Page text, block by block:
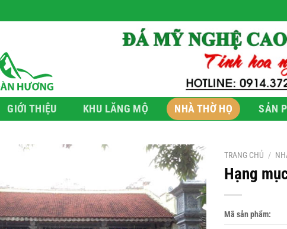
GIỚI THIỆU KHU LĂNG MỘ NHÀ THỜ HỌ SẢN
TRANG CHỦ /
Hạng
Mã sản phẩm: